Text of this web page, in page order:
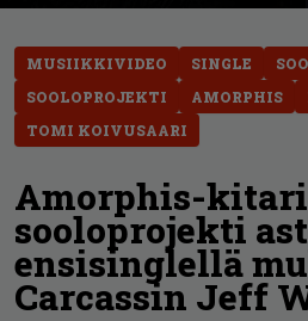
MUSIIKKIVIDEO SINGLE
SOOLOPROJEKTI
AMORPHIS
TOMI KOIVUSAARI
Amorphis-
sooloprojekti
ensisinglellä
Carcassin Jeff